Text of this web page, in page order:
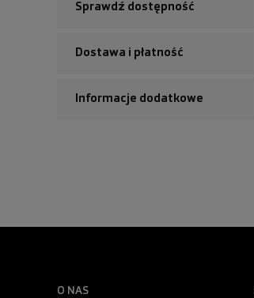
Sprawdź dostępność
Dostawa i płatność
Informacje dodatkowe
O NAS